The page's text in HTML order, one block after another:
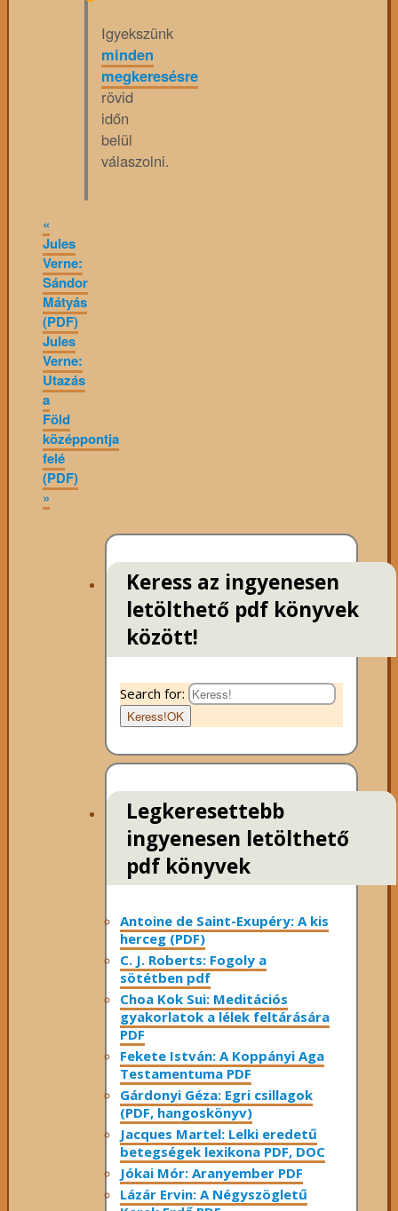
Igyekszünk
minden
megkeresésre
rövid
időn
belül
válaszolni.
«
Jules
Verne:
Sándor
Mátyás
(PDF)
Jules
Verne:
Utazás
a
Föld
középpontja
felé
(PDF)
»
Keress az ingyenesen
letölthető pdf könyvek
között!
Search for:
Keress!OK
Legkeresettebb
ingyenesen letölthető
pdf könyvek
Antoine de Saint-Exupéry: A kis
herceg (PDF)
C. J. Roberts: Fogoly a
sötétben pdf
Choa Kok Sui: Meditációs
gyakorlatok a lélek feltárására
PDF
Fekete István: A Koppányi Aga
Testamentuma PDF
Gárdonyi Géza: Egri csillagok
(PDF, hangoskönyv)
Jacques Martel: Lelki eredetű
betegségek lexikona PDF, DOC
Jókai Mór: Aranyember PDF
Lázár Ervin: A Négyszögletű